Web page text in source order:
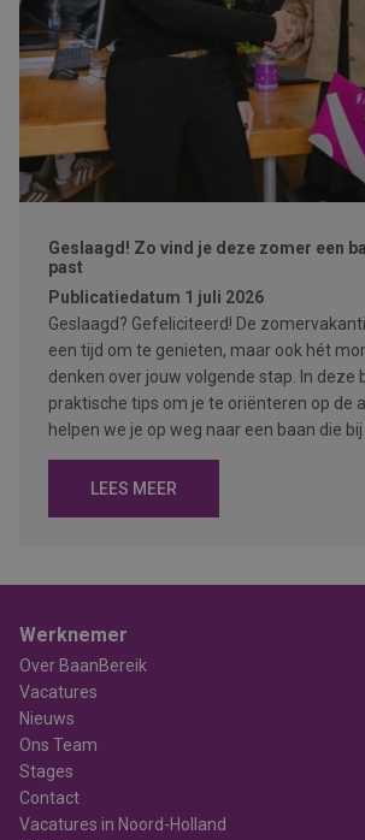
Geslaagd! Zo vind je deze zomer een
past
Publicatiedatum 1 juli 2026
Geslaagd? Gefeliciteerd! De
een tijd om te genieten, maar ook hét
denken over jouw volgende stap. In deze
praktische tips om je te oriënteren op de
helpen we je op weg naar een baan die bij
LEES MEER
Werknemer
Over BaanBereik
Vacatures
Nieuws
Ons Team
Stages
Contact
Vacatures in Noord-Holland